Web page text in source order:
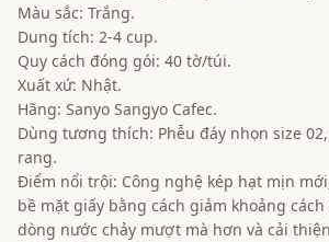
Màu sắc: Trắng.
Dung tích: 2-4 cup.
Quy cách đóng gói: 40 tờ/túi.
Xuất xứ: Nhật.
Hãng: Sanyo Sangyo Cafec.
Dùng tương thích: Phễu đáy nhọn size
rang.
Điểm nổi trội: Công nghệ kép hạt mịn
bề mặt giấy bằng cách giảm khoảng cách
dòng nước chảy mượt mà hơn và cải